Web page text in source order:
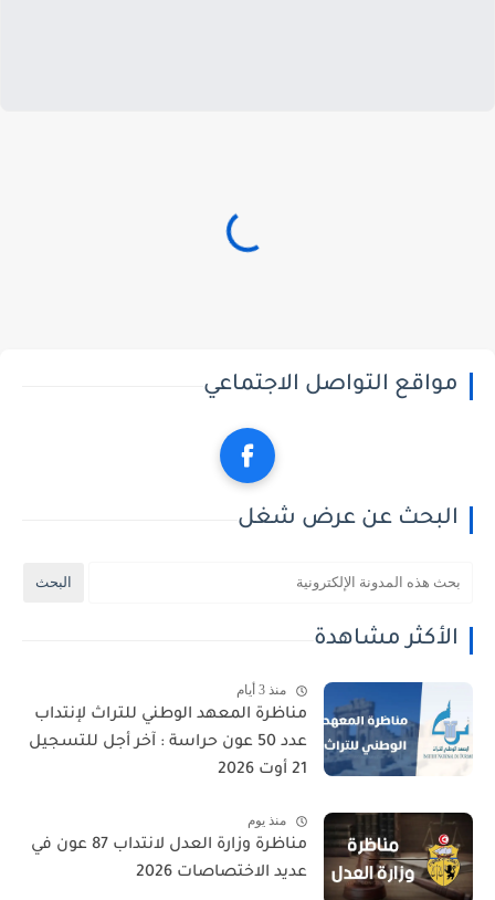
مواقع التواصل الاجتماعي
البحث عن عرض شغل
الأكثر مشاهدة
منذ 3 أيام
مناظرة المعهد الوطني للتراث لإنتداب
عدد 50 عون حراسة : آخر أجل للتسجيل
21 أوت 2026
منذ يوم
مناظرة وزارة العدل لانتداب 87 عون في
عديد الاختصاصات 2026